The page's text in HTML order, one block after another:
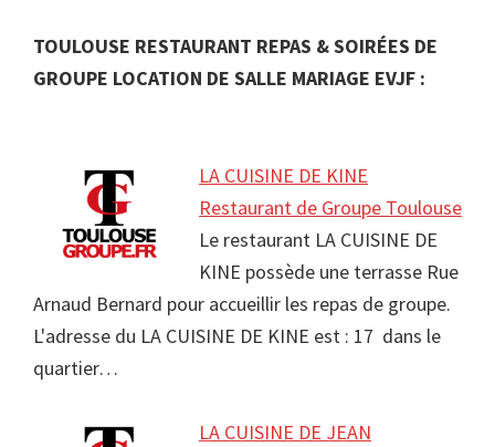
TOULOUSE RESTAURANT REPAS & SOIRÉES DE
GROUPE LOCATION DE SALLE MARIAGE EVJF :
LA CUISINE DE KINE
Restaurant de Groupe Toulouse
Le restaurant LA CUISINE DE
KINE possède une terrasse Rue
Arnaud Bernard pour accueillir les repas de groupe.
L'adresse du LA CUISINE DE KINE est : 17 dans le
quartier…
LA CUISINE DE JEAN